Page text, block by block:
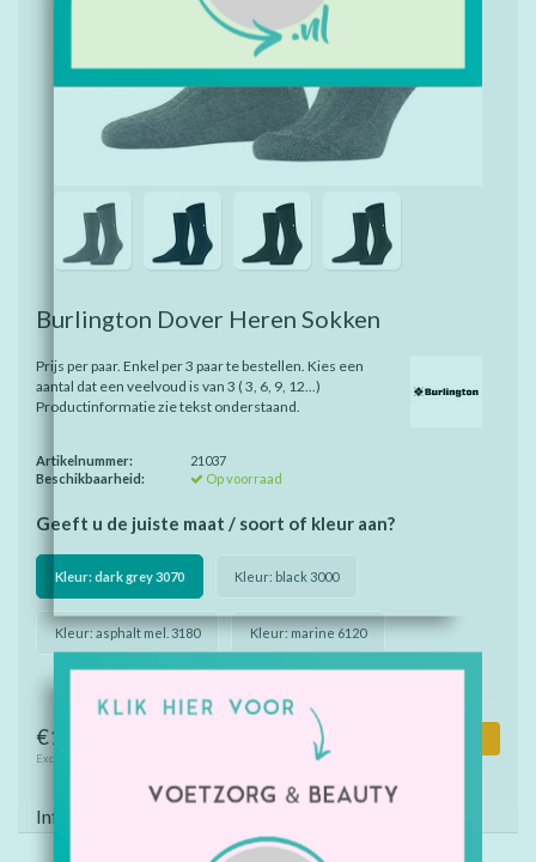
Burlington Dover Heren Sokken
Prijs per paar. Enkel per 3 paar te bestellen. Kies een
aantal dat een veelvoud is van 3 ( 3, 6, 9, 12...)
Productinformatie zie tekst onderstaand.
Artikelnummer:
21037
Beschikbaarheid:
Op voorraad
Geeft u de juiste maat / soort of kleur aan?
Kleur: dark grey 3070 Kleur: black 3000
Kleur: asphalt mel. 3180 Kleur: marine 6120
€14,90
Excl. btw
Toevoegen aan winkelwagen
Informatie